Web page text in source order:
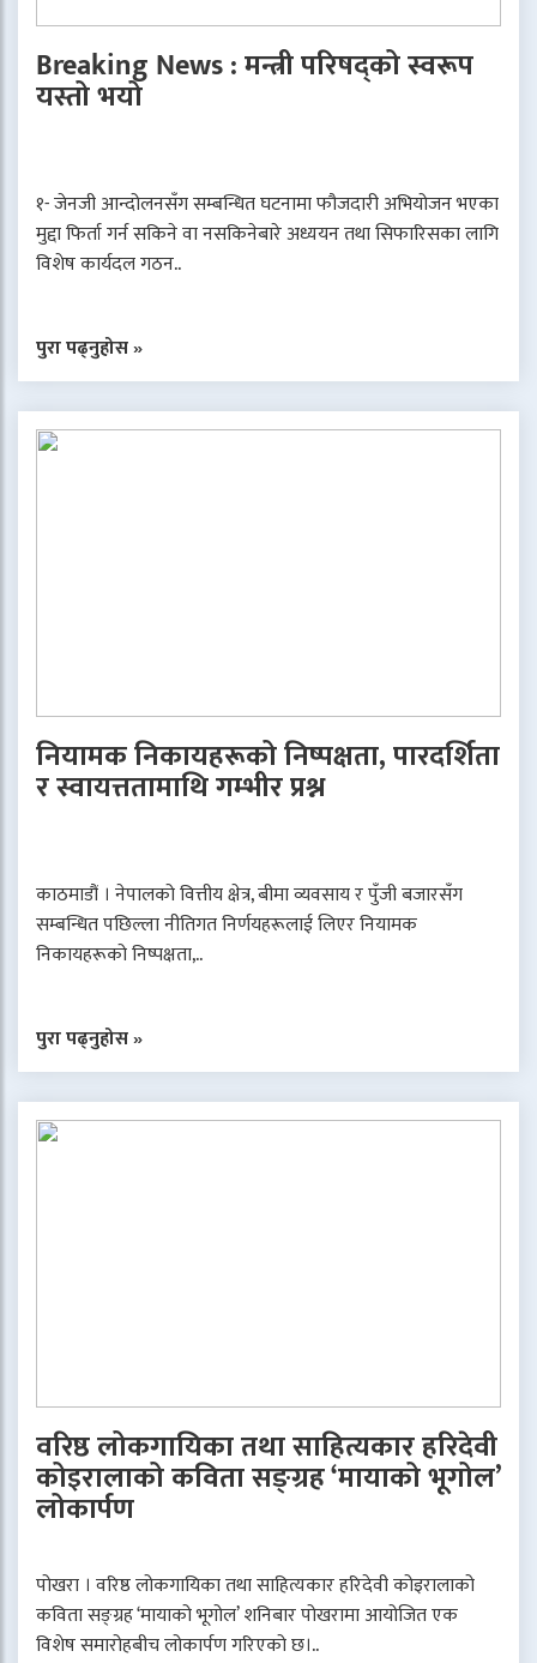
Breaking News : मन्त्री परिषद्को स्वरूप
यस्तो भयो
१- जेनजी आन्दोलनसँग सम्बन्धित घटनामा फौजदारी अभियोजन भएका
मुद्दा फिर्ता गर्न सकिने वा नसकिनेबारे अध्ययन तथा सिफारिसका लागि
विशेष कार्यदल गठन..
पुरा पढ्नुहोस »
नियामक निकायहरूको निष्पक्षता, पारदर्शिता
र स्वायत्ततामाथि गम्भीर प्रश्न
काठमाडौं । नेपालको वित्तीय क्षेत्र, बीमा व्यवसाय र पुँजी बजारसँग
सम्बन्धित पछिल्ला नीतिगत निर्णयहरूलाई लिएर नियामक
निकायहरूको निष्पक्षता,..
पुरा पढ्नुहोस »
वरिष्ठ लोकगायिका तथा साहित्यकार हरिदेवी
कोइरालाको कविता सङ्ग्रह ‘मायाको भूगोल’
लोकार्पण
पोखरा । वरिष्ठ लोकगायिका तथा साहित्यकार हरिदेवी कोइरालाको
कविता सङ्ग्रह ‘मायाको भूगोल’ शनिबार पोखरामा आयोजित एक
विशेष समारोहबीच लोकार्पण गरिएको छ।..